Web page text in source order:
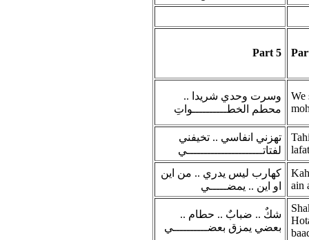
Part 5
وسرت وحدي شريدا ..
محطم الخطــــــــــواتِ
We
تهزني انفاسي .. تخيفني
لفتاتــــــــــــــــــــــي
كهارب ليس يدري .. من اين
او اين .. يمضـــــي
ain
شكٌ .. ضبابٌ .. حطام ..
بعضي يمزق بعضــــــــــي